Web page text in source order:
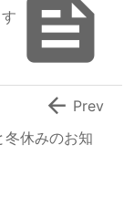

冬休みのお知
 Prev